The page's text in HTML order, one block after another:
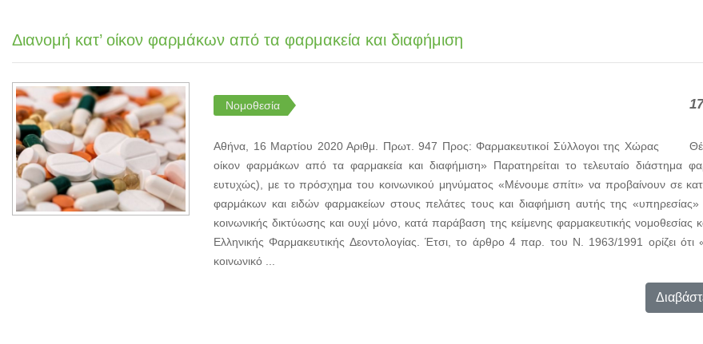
Διανομή κατ’ οίκον φαρμάκων από τα φαρμακεία και διαφήμιση
Νομοθεσία
Αθήνα, 16 Μαρτίου 2020 Αριθμ. Πρωτ. 947 Προς: Φαρμακευτικοί Σύλλογοι της Χώρας
οίκον φαρμάκων από τα φαρμακεία και διαφήμιση» Παρατηρείται το τελευταίο διάστημα
ευτυχώς), με το πρόσχημα του κοινωνικού μηνύματος «Μένουμε σπίτι» να προβαίνουν σε
φαρμάκων και ειδών φαρμακείων στους πελάτες τους και διαφήμιση αυτής της
κοινωνικής δικτύωσης και ουχί μόνο, κατά παράβαση της κείμενης φαρμακευτικής νομοθεσίας
Ελληνικής Φαρμακευτικής Δεοντολογίας. Έτσι, το άρθρο 4 παρ. του Ν. 1963/1991 ορίζει ότι
κοινωνικό ...